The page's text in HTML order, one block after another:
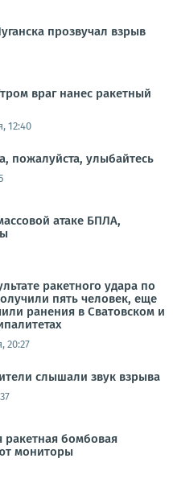
прозвучал взрыв
враг нанес ракетный
12:40
пожалуйста, улыбайтесь
атаке БПЛА,
ракетного удара по
пять человек, еще
ранения в Сватовском и
20:27
слышали звук взрыва
бомбовая
мониторы